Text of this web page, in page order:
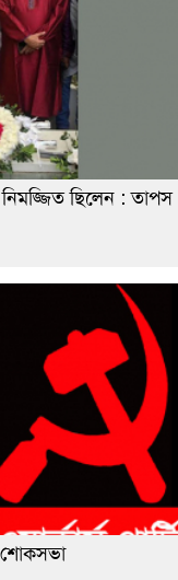
ছিলেন : তাপস
শোকসভা